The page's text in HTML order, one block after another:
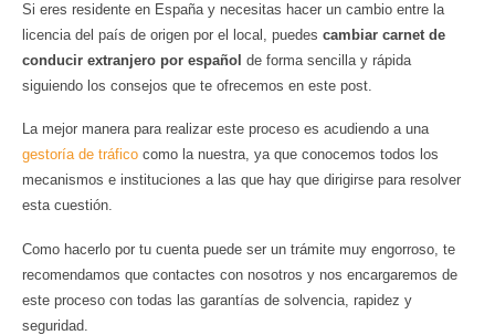
Si eres residente en España y necesitas hacer un cambio entre la
licencia del país de origen por el local, puedes cambiar carnet de
conducir extranjero por español de forma sencilla y rápida
siguiendo los consejos que te ofrecemos en este post.
La mejor manera para realizar este proceso es acudiendo a una
gestoría de tráfico como la nuestra, ya que conocemos todos los
mecanismos e instituciones a las que hay que dirigirse para resolver
esta cuestión.
Como hacerlo por tu cuenta puede ser un trámite muy engorroso, te
recomendamos que contactes con nosotros y nos encargaremos de
este proceso con todas las garantías de solvencia, rapidez y
seguridad.